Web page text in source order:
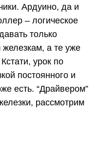
по команде
прямо как
реле (или просто
в одну или
Aliexpress.